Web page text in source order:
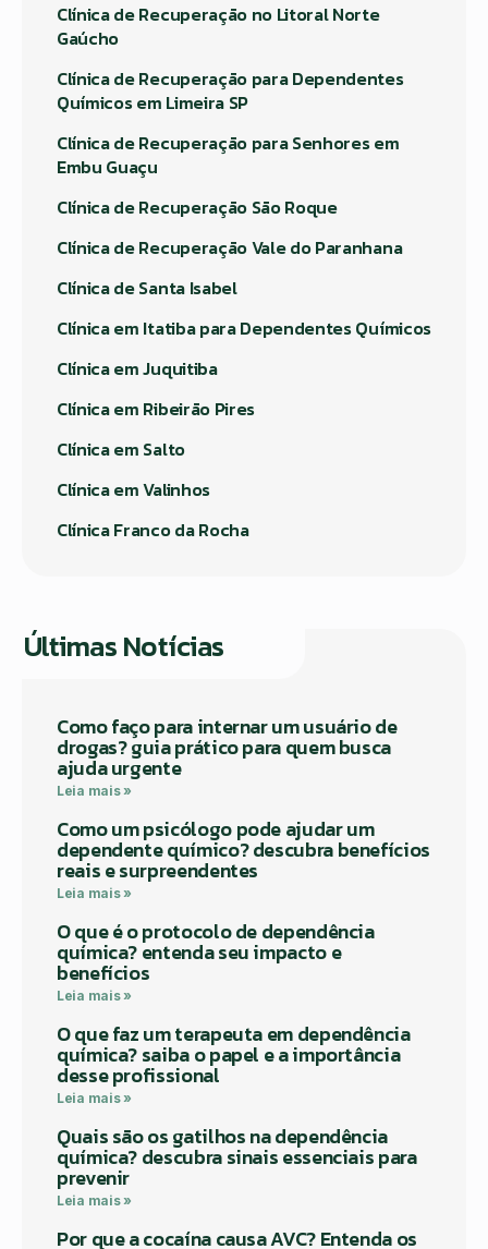
Clínica de Recuperação no Litoral Norte
Gaúcho
Clínica de Recuperação para Dependentes
Químicos em Limeira SP
Clínica de Recuperação para Senhores em
Embu Guaçu
Clínica de Recuperação São Roque
Clínica de Recuperação Vale do Paranhana
Clínica de Santa Isabel
Clínica em Itatiba para Dependentes Químicos
Clínica em Juquitiba
Clínica em Ribeirão Pires
Clínica em Salto
Clínica em Valinhos
Clínica Franco da Rocha
Últimas Notícias
Como faço para internar um usuário de
drogas? guia prático para quem busca
ajuda urgente
Leia mais »
Como um psicólogo pode ajudar um
dependente químico? descubra benefícios
reais e surpreendentes
Leia mais »
O que é o protocolo de dependência
química? entenda seu impacto e
benefícios
Leia mais »
O que faz um terapeuta em dependência
química? saiba o papel e a importância
desse profissional
Leia mais »
Quais são os gatilhos na dependência
química? descubra sinais essenciais para
prevenir
Leia mais »
Por que a cocaína causa AVC? Entenda os